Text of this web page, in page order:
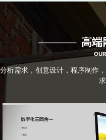
高端
分析需求，创意设计，程序制作